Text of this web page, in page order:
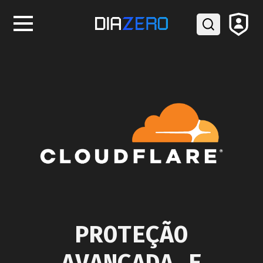
PROTEÇÃO